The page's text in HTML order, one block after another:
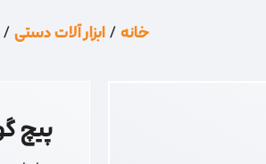
خانه/ابزار آلات دستی/
پیچ